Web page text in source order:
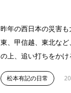
昨年の西日本の災害
東、甲信越、東北な
の上、追い打ちをか
松本有記の日常